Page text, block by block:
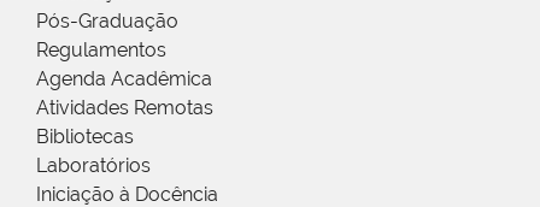
Pós-Graduação
Regulamentos
Agenda Acadêmica
Atividades Remotas
Bibliotecas
Laboratórios
Iniciação à Docência